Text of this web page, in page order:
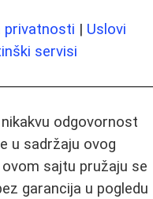
privatnosti | Uslovi
servisi
odgovornost
u sadržaju ovog
sajtu pružaju se
garancija u pogledu